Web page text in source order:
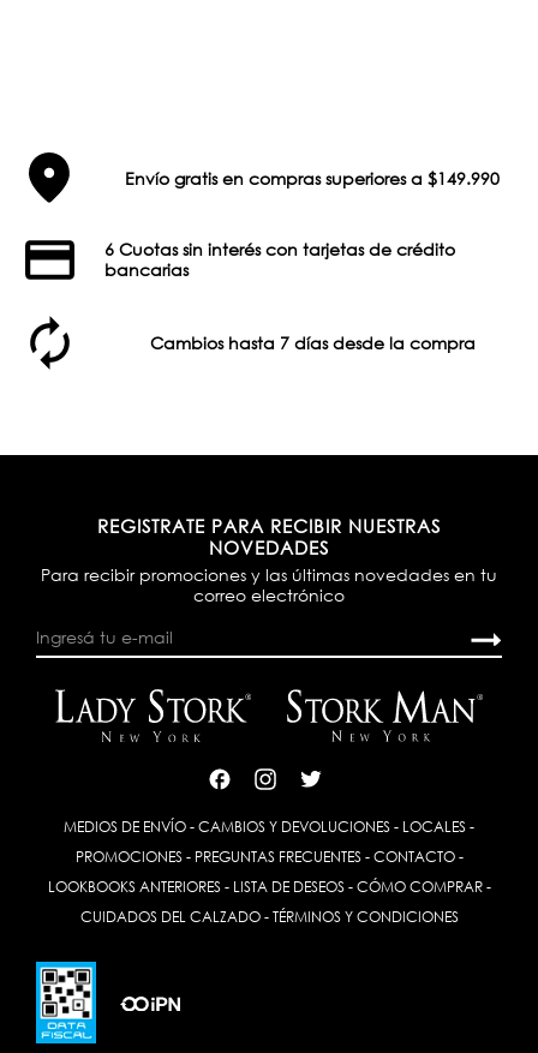
Envío gratis en compras superiores a $149.990
6 Cuotas sin interés con tarjetas de crédito
bancarias
Cambios hasta 7 días desde la compra
REGISTRATE PARA RECIBIR NUESTRAS
NOVEDADES
Para recibir promociones y las últimas novedades en tu
correo electrónico
MEDIOS DE ENVÍO - CAMBIOS Y DEVOLUCIONES - LOCALES -
PROMOCIONES- PREGUNTAS FRECUENTES- CONTACTO-
LOOKBOOKS ANTERIORES- LISTA DE DESEOS- CÓMO COMPRAR-
CUIDADOS DEL CALZADO- TÉRMINOS Y CONDICIONES